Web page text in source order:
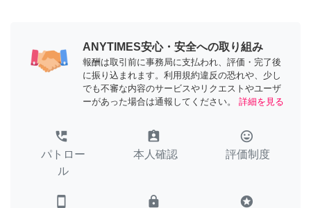
ANYTIMES安心・安全への取り組み
報酬は取引前に事務局に支払われ、評価・完了後
に振り込まれます。利用規約違反の恐れや、少し
でも不審な内容のサービスやリクエストやユーザ
ーがあった場合は通報してください。
詳細を見る
perm_phone_msg
パトロー
ル
assignment_ind
本人確認
tag_faces
評価制度
smartphone lock stars